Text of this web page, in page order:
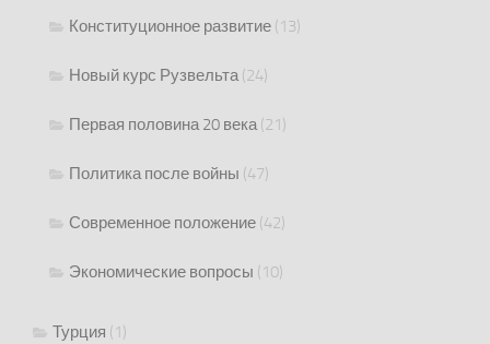
Конституционное развитие (13)
Новый курс Рузвельта(24)
Первая половина 20 века(21)
Политика после войны (47)
Современное положение (42)
Экономические вопросы (10)
Турция (1)